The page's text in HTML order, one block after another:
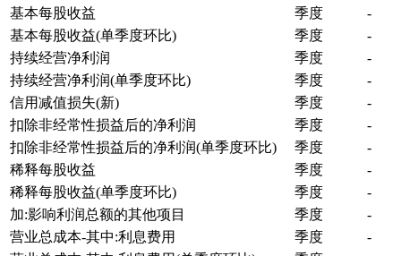
基本每股收益
季度
-
基本每股收益(单季度环比)
季度
-
持续经营净利润
季度
-
持续经营净利润(单季度环比)
季度
-
信用减值损失(新)
季度
-
扣除非经常性损益后的净利润
季度
-
扣除非经常性损益后的净利润(单季度环比)
季度
-
稀释每股收益
季度
-
稀释每股收益(单季度环比)
季度
-
加:影响利润总额的其他项目
季度
-
营业总成本-其中:利息费用
季度
-